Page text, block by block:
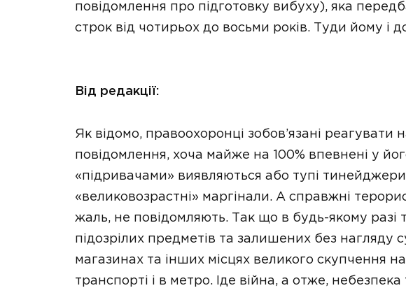
повідомлення про підготовку вибуху), яка
строк від чотирьох до восьми років. Туди йому і
Від редакції:
Як відомо, правоохоронці зобов’язані реагувати
повідомлення, хоча майже на 100% впевнені у
«підривачами» виявляються або тупі
«великовозрастні» маргінали. А справжні
жаль, не повідомляють. Так що в будь-якому разі
підозрілих предметів та залишених без нагляду
магазинах та інших місцях великого скупчення
транспорті і в метро. Іде війна, а отже,